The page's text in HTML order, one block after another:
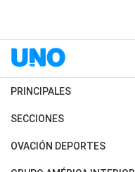
PRINCIPALES
Últimas Noticias
Política
SECCIONES
Horóscopo
Motores
OVACIÓN DEPORTES